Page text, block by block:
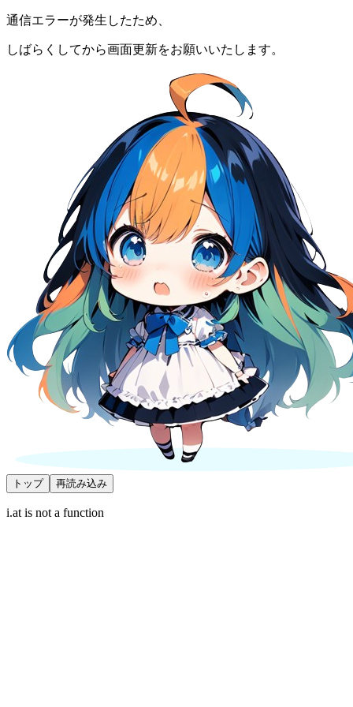
通信エラーが発生したため、
しばらくしてから画面更新をお願いいたします。
トップ 再読み込み
i.at is not a function